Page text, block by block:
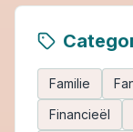
Familie
Financieël